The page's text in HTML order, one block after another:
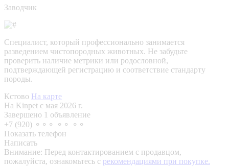
Заводчик
Специалист, который профессионально занимается
разведением чистопородных животных. Не забудьте
проверить наличие метрики или родословной,
подтверждающей регистрацию и соответствие стандарту
породы.
Кстово На карте
На Kinpet c мая 2026 г.
Завершено 1 объявление
+7 (920) ⚬⚬⚬ ⚬⚬ ⚬⚬
Показать телефон
Написать
Внимание: Перед контактированием с продавцом,
пожалуйста, ознакомьтесь с рекомендациями при покупке.